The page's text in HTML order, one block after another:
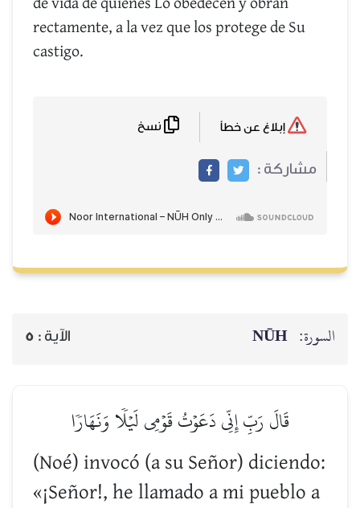
de vida de quienes Lo obedecen y obran
rectamente, a la vez que los protege de Su
castigo.
مشاركة :
السورة: NŪH الآية : 5
قَالَ رَبِّ إِنِّي دَعَوۡتُ قَوۡمِي لَيۡلٗا وَنَهَارٗا
(Noé) invocó (a su Señor) diciendo:
«¡Señor!, he llamado a mi pueblo a